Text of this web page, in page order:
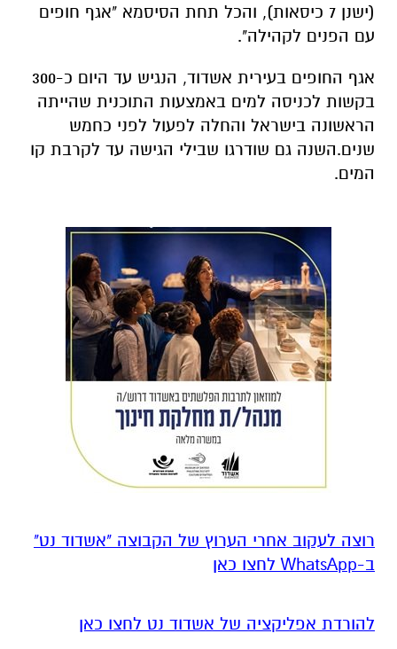
(ישנן 7 כיסאות), והכל תחת הסיסמא "אגף חופים
עם הפנים לקהילה".
אגף החופים בעירית אשדוד, הנגיש עד היום כ-300
בקשות לכניסה למים באמצעות התוכנית שהייתה
הראשונה בישראל והחלה לפעול לפני כחמש
שנים.השנה גם שודרגו שבילי הגישה עד לקרבת קו
המים.
רוצה לעקוב אחרי הערוץ של הקבוצה "אשדוד נט"
ב-WhatsApp לחצו כאן
להורדת אפליקציה של אשדוד נט לחצו כאן